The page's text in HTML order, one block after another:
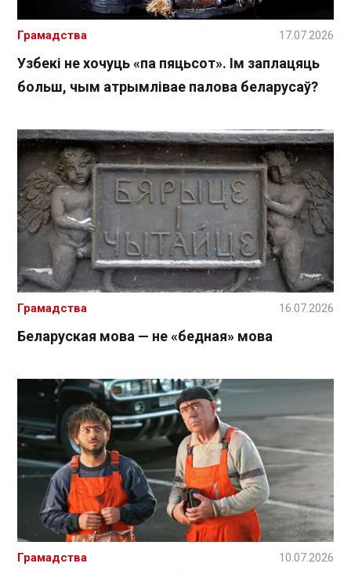
Узбекі не хочуць «па пяцьсот». Ім заплацяць
больш, чым атрымлівае палова беларусаў?
Грамадства 17.07.2026
Беларуская мова — не «бедная» мова
Грамадства 16.07.2026
Грамадства 10.07.2026